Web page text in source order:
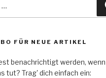
FÜR NEUE ARTIKEL
benachrichtigt werden,
tut? Trag' dich einfach ein: